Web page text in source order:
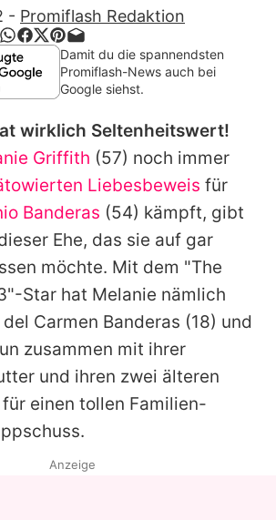
App runterladen
Team
Richtlinien
Impressum
Utiq verwalten
- Promiflash Redaktion
Damit du die spannendsten
Promiflash-News auch bei
Google siehst.
wirklich Seltenheitswert!
Griffith (57) noch immer
Liebesbeweis für
Banderas (54) kämpft, gibt
Ehe, das sie auf gar
möchte. Mit dem "The
Star hat Melanie nämlich
Carmen Banderas (18) und
zusammen mit ihrer
und ihren zwei älteren
einen tollen Familien-
Anzeige